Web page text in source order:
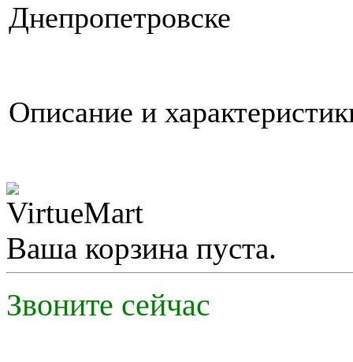
Днепропетровске
Описание и
Ваша корзина пуста.
Звоните сейчас